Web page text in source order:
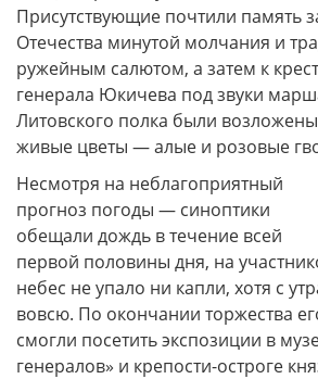
Присутствующие почтили память
Отечества минутой молчания и
ружейным салютом, а затем к
генерала Юкичева под звуки
Литовского полка были
живые цветы — алые и розовые
Несмотря на неблагоприятный
прогноз погоды — синоптики
обещали дождь в течение всей
первой половины дня, на
небес не упало ни капли, хотя с
вовсю. По окончании торжества
смогли посетить экспозиции в
генералов» и крепости-остроге